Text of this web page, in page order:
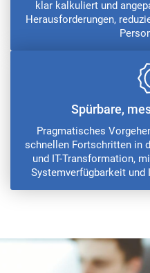
klar kalkuliert und
Herausforderungen,
Spürbare,
Pragmatisches
schnellen Fortschritten in
und IT-Transformation,
Systemverfügbarkeit